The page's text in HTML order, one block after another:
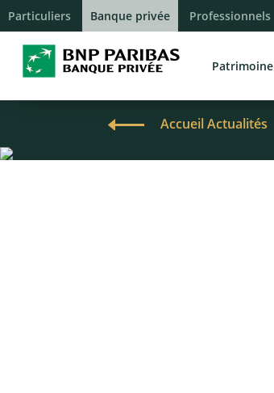
Particuliers Banque privée Professionnels
Patrimoine
Accueil Actualités